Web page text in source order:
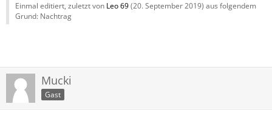
Einmal editiert, zuletzt von Leo 69(20. September 2019) aus folgendem
Grund: Nachtrag
Mucki
Gast